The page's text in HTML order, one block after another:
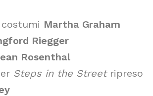
Martha Graham
Riegger
Rosenthal
Steps in the Streetripreso